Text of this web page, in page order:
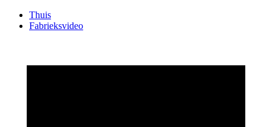
Thuis
Fabrieksvideo